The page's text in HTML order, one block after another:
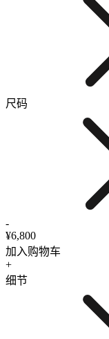
尺码
-
¥6,800
加入购物车
+
细节